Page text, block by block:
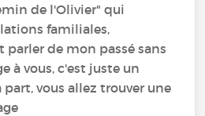
de l'Olivier" qui
familiales,
de mon passé sans
à vous, c'est juste un
vous allez trouver une